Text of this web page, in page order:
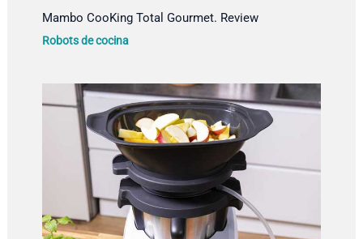
Mambo CooKing Total Gourmet. Review
Robots de cocina